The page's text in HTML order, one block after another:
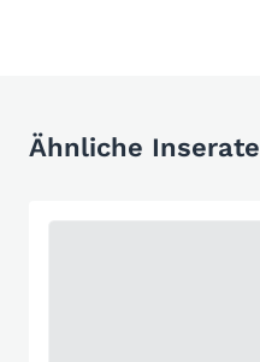
Ähnliche Inserate